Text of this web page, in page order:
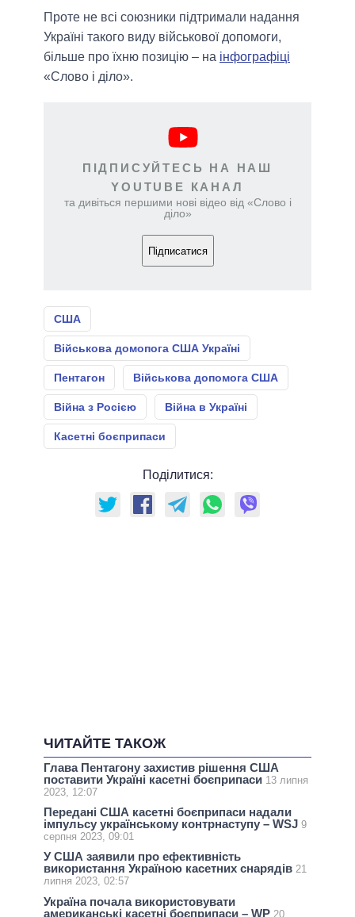
Проте не всі союзники підтримали надання
Україні такого виду військової допомоги,
більше про їхню позицію – на інфографіці
«Слово і діло».
ПІДПИСУЙТЕСЬ НА НАШ
YOUTUBE КАНАЛ
та дивіться першими нові відео від «Слово і
діло»
Підписатися
США
Військова домопога США Україні
Пентагон Військова допомога США
Війна з Росією Війна в Україні
Касетні боєприпаси
Поділитися:
ЧИТАЙТЕ ТАКОЖ
Глава Пентагону захистив рішення США
поставити Україні касетні боєприпаси 13 липня
2023, 12:07
Передані США касетні боєприпаси надали
імпульсу українському контрнаступу – WSJ 9
серпня 2023, 09:01
У США заявили про ефективність
використання Україною касетних снарядів 21
липня 2023, 02:57
Україна почала використовувати
американські касетні боєприпаси – WP 20